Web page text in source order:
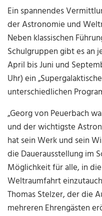
Ein spannendes
der Astronomie und
Neben klassischen
Schulgruppen gibt es an
April bis Juni und
Uhr) ein
unterschiedlichen
„Georg von Peuerbach
und der wichtigste
hat sein Werk und sein
die Dauerausstellung im
Möglichkeit für alle, in
Weltraumfahrt
Thomas Stelzer, der die
mehreren Ehrengästen